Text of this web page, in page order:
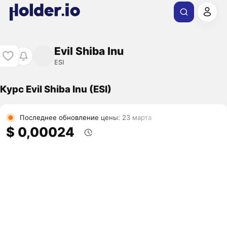
Evil Shiba Inu
ESI
Курс Evil Shiba Inu (ESI)
Последнее обновление цены: 23 марта
$ 0,00024